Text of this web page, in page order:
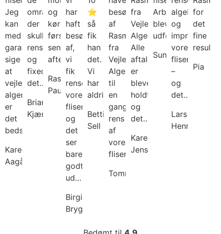
Jeg
kan
med
garanti
sige
at
vejle
algerens
er
det
bedste…
Karen
Aagård
områder
der
skulle
renses
og
fixede
det…
Brian
Kjær
og
kørte
først
sent
aften…
Rasmus
Paulin
har
haft
besøg
af,
vi
fik
renset
vores
fliser
og
det
ser
bare
godt
ud…
Birgitte
Brygmann
⭐
så
fik
han
det.
Vi
har
aldrig…
Bettina
Sell
besøg
af
Rasmus
fra
Vejle
Algerens
til
en
gang
rens
af
vores
fliser…
Tommy
fra
Vejle
Algerens.
Alle
aftaler
er
blevet
holdt
og
det…
Karen
Jensen
Arbejdet
blev
udført…
Sunflowers
algebehandle
og
imprægnere
vores
fliser
–
og
det…
Lars
Henriksen
for
det
fine
Pia